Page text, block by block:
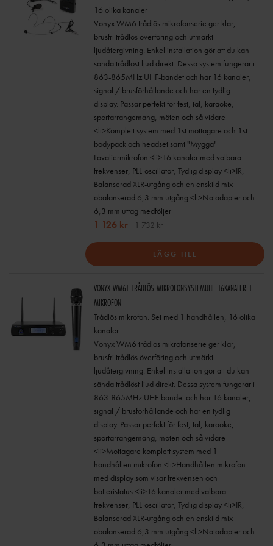
16 olika kanaler
Vonyx WM6 trådlös mikrofonserie ger klar,
brusfri trådlös överföring och utmärkt
ljudåtergivning. Enkel installation gör att du kan
sända trådlöst ljud direkt. Dessa system fungerar i
863-865MHz UHF-bandet och har 16 kanaler,
signal / brusförhållande och har en tydlig
display. Passar perfekt för fest, tal, karaoke,
sportarrangemang, möten och så vidare
<li>Komplett system med 1st mottagare och 1st
bodypack och headset samt "Mygga"
Lavaliermikrofon <li>16 kanaler med valbara
frekvenser, PLL-oscillator, Tydlig display <li>IR,
Balanserad XLR-utgång och en enskild mix
obalanserad 6,3 mm utgång <li>Nätadapter och
6,3 mm uttag medföljer
1 126 kr 1 732 kr
LÄGG TILL
VONYX WM61 TRÅDLÖS MIKROFONSYSTEMUHF 16KANALER 1
MIKROFON
Trådlös mikrofon. Set med 1 handhållen, 16 olika
kanaler
Vonyx WM6 trådlös mikrofonserie ger klar,
brusfri trådlös överföring och utmärkt
ljudåtergivning. Enkel installation gör att du kan
sända trådlöst ljud direkt. Dessa system fungerar i
863-865MHz UHF-bandet och har 16 kanaler,
signal / brusförhållande och har en tydlig
display. Passar perfekt för fest, tal, karaoke,
sportarrangemang, möten och så vidare
<li>Mottagare komplett system med 1
handhållen mikrofon <li>Handhållen mikrofon
med display som visar frekvensen och
batteristatus <li>16 kanaler med valbara
frekvenser, PLL-oscillator, Tydlig display <li>IR,
Balanserad XLR-utgång och en enskild mix
obalanserad 6,3 mm utgång <li>Nätadapter och